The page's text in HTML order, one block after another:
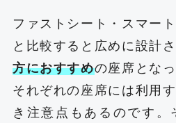
ファストシート・スマー
と比較すると広めに設計さ
方におすすめの座席とな
それぞれの座席には利用
き注意点もあるのです。